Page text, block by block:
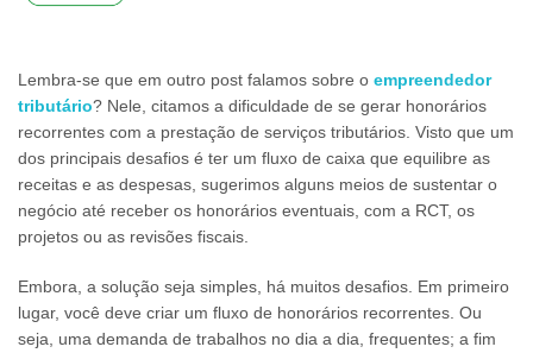
Lembra-se que em outro post falamos sobre o empreendedor
tributário? Nele, citamos a dificuldade de se gerar honorários
recorrentes com a prestação de serviços tributários. Visto que um
dos principais desafios é ter um fluxo de caixa que equilibre as
receitas e as despesas, sugerimos alguns meios de sustentar o
negócio até receber os honorários eventuais, com a RCT, os
projetos ou as revisões fiscais.
Embora, a solução seja simples, há muitos desafios. Em primeiro
lugar, você deve criar um fluxo de honorários recorrentes. Ou
seja, uma demanda de trabalhos no dia a dia, frequentes; a fim